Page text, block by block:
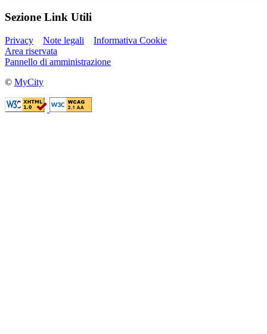
Sezione Link Utili
Privacy Note legali
Informativa Cookie
Area riservata
Pannello di amministrazione
© MyCity